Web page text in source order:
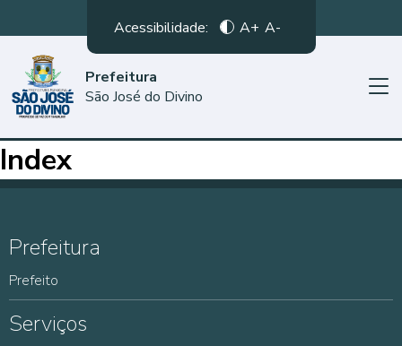
Acessibilidade: A+ A-
Prefeitura
São José do Divino
Index
Prefeitura
Prefeito
Serviços